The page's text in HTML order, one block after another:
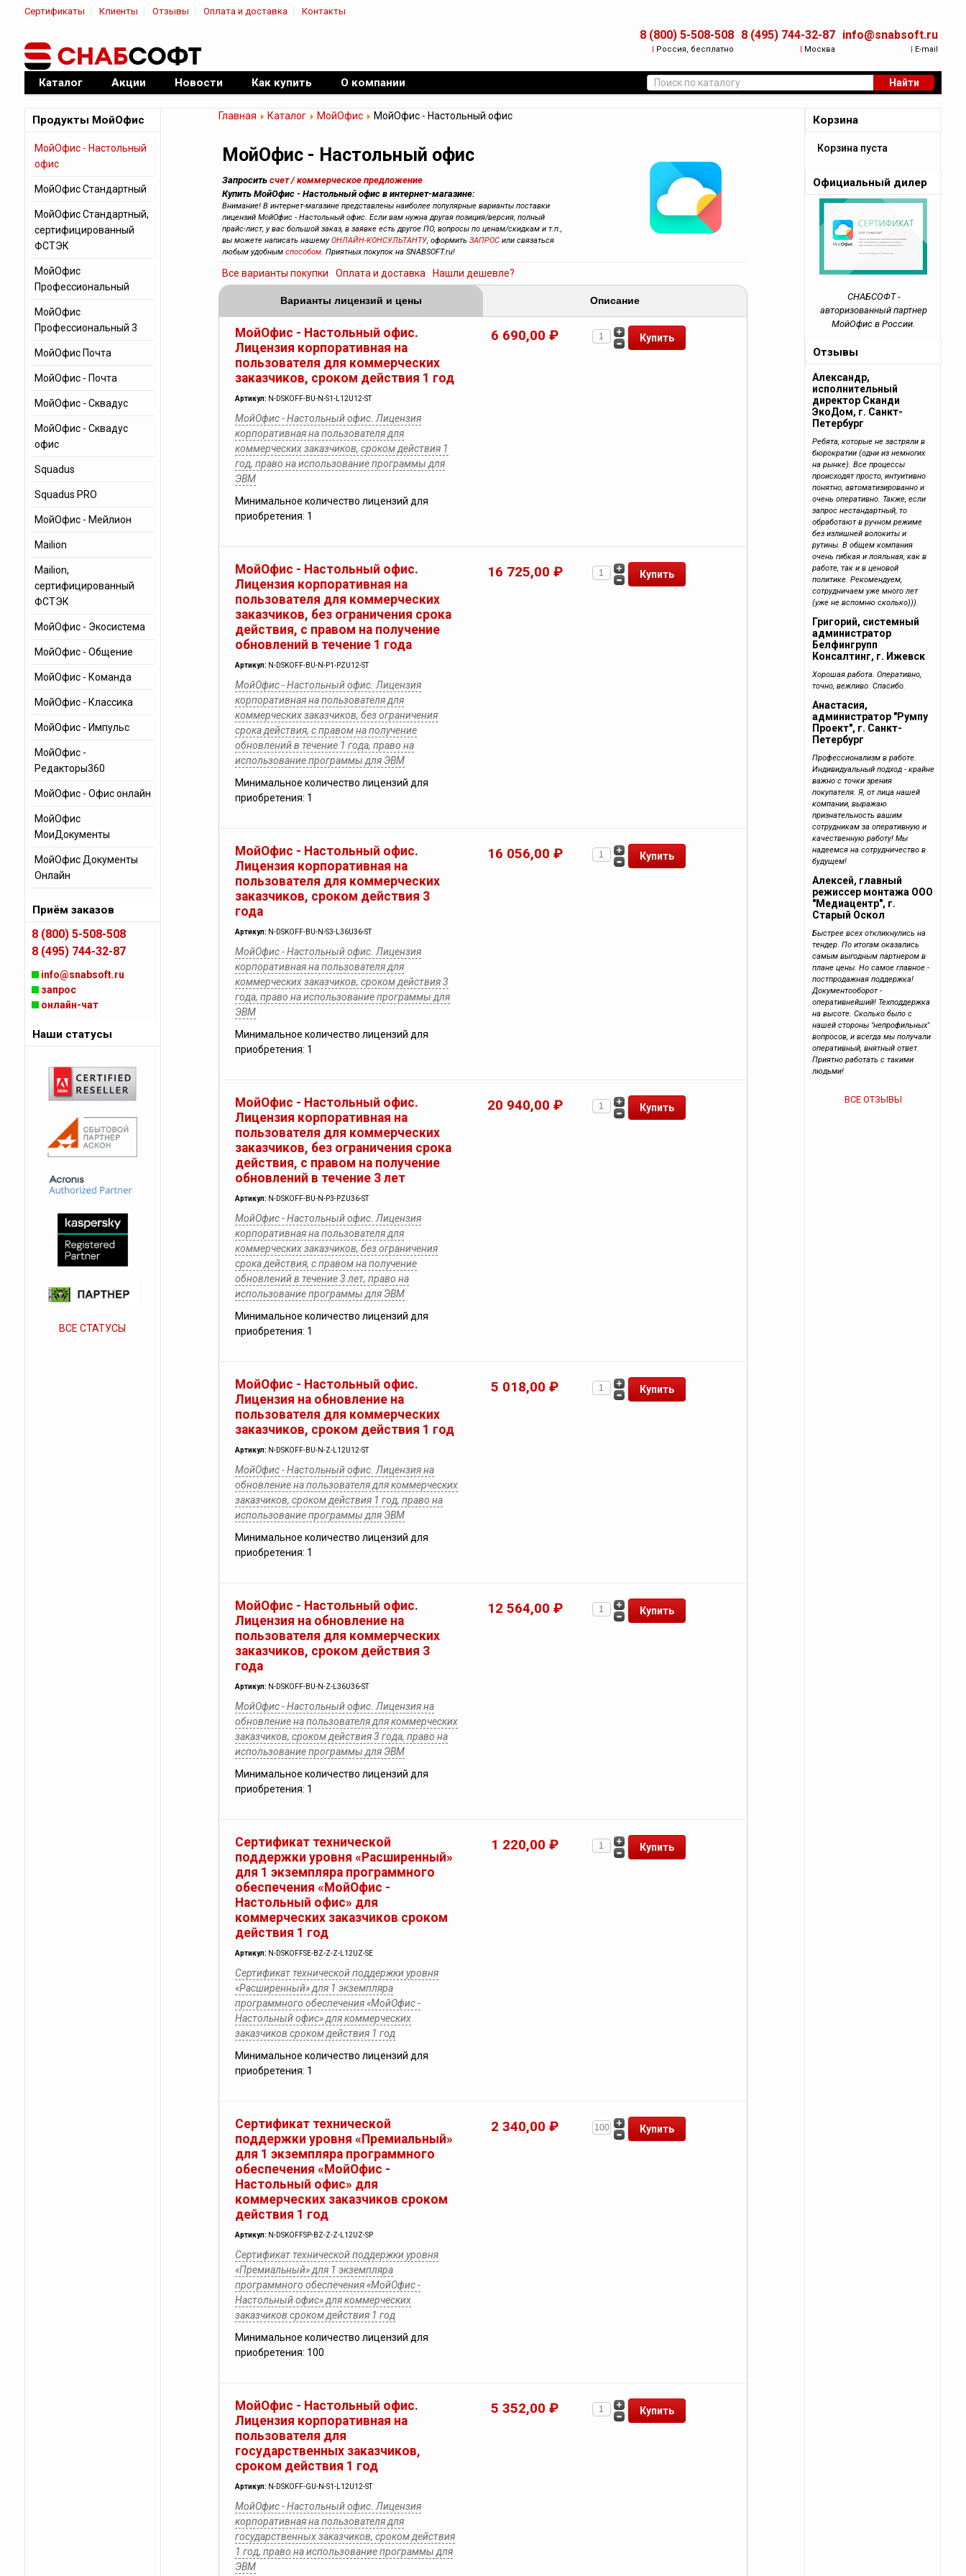
Сертификаты Клиенты Отзывы Оплата и доставка Контакты
8 (800) 5-508-508
| Россия, бесплатно
8 (495) 744-32-87
| Москва
info@snabsoft.ru
| E-mail
Официальный дилер ПО
Каталог Акции Новости Как купить О компании Найти
Главная Каталог МойОфис МойОфис - Настольный офис
МойОфис - Настольный офис
Запросить счет / коммерческое предложение
Купить МойОфис - Настольный офис в интернет-магазине:
Внимание! В интернет-магазине представлены наиболее популярные варианты поставки
лицензий МойОфис - Настольный офис. Если вам нужна другая позиция/версия, полный
прайс-лист, у вас большой заказ, в заявке есть другое ПО, вопросы по ценам/скидкам и т.п.,
вы можете написать нашемуОНЛАЙН-КОНСУЛЬТАНТУ, оформить ЗАПРОСили связаться
любым удобным способом. Приятных покупок на SNABSOFT.ru!
Все варианты покупки Оплата и доставка Нашли дешевле?
Варианты лицензий и цены Описание
МойОфис - Настольный офис.
Лицензия корпоративная на
пользователя для коммерческих
заказчиков, сроком действия 1 год
Артикул: N-DSKOFF-BU-N-S1-L12U12-ST
МойОфис - Настольный офис. Лицензия
корпоративная на пользователя для
коммерческих заказчиков, сроком действия 1
год, право на использование программы для
ЭВМ
Минимальное количество лицензий для
приобретения: 1
6 690,00 ₽
МойОфис - Настольный офис.
Лицензия корпоративная на
пользователя для коммерческих
заказчиков, без ограничения срока
действия, с правом на получение
обновлений в течение 1 года
Артикул: N-DSKOFF-BU-N-P1-PZU12-ST
МойОфис - Настольный офис. Лицензия
корпоративная на пользователя для
коммерческих заказчиков, без ограничения
срока действия, с правом на получение
обновлений в течение 1 года, право на
использование программы для ЭВМ
Минимальное количество лицензий для
приобретения: 1
16 725,00 ₽
МойОфис - Настольный офис.
Лицензия корпоративная на
пользователя для коммерческих
заказчиков, сроком действия 3
года
Артикул: N-DSKOFF-BU-N-S3-L36U36-ST
МойОфис - Настольный офис. Лицензия
корпоративная на пользователя для
коммерческих заказчиков, сроком действия 3
года, право на использование программы для
ЭВМ
Минимальное количество лицензий для
приобретения: 1
16 056,00 ₽
МойОфис - Настольный офис.
Лицензия корпоративная на
пользователя для коммерческих
заказчиков, без ограничения срока
действия, с правом на получение
обновлений в течение 3 лет
Артикул: N-DSKOFF-BU-N-P3-PZU36-ST
МойОфис - Настольный офис. Лицензия
корпоративная на пользователя для
коммерческих заказчиков, без ограничения
срока действия, с правом на получение
обновлений в течение 3 лет, право на
использование программы для ЭВМ
Минимальное количество лицензий для
приобретения: 1
20 940,00 ₽
МойОфис - Настольный офис.
Лицензия на обновление на
пользователя для коммерческих
заказчиков, сроком действия 1 год
Артикул: N-DSKOFF-BU-N-Z-L12U12-ST
МойОфис - Настольный офис. Лицензия на
обновление на пользователя для коммерческих
заказчиков, сроком действия 1 год, право на
использование программы для ЭВМ
Минимальное количество лицензий для
приобретения: 1
5 018,00 ₽
МойОфис - Настольный офис.
Лицензия на обновление на
пользователя для коммерческих
заказчиков, сроком действия 3
года
Артикул: N-DSKOFF-BU-N-Z-L36U36-ST
МойОфис - Настольный офис. Лицензия на
обновление на пользователя для коммерческих
заказчиков, сроком действия 3 года, право на
использование программы для ЭВМ
Минимальное количество лицензий для
приобретения: 1
12 564,00 ₽
Сертификат технической
поддержки уровня «Расширенный»
для 1 экземпляра программного
обеспечения «МойОфис -
Настольный офис» для
коммерческих заказчиков сроком
действия 1 год
Артикул: N-DSKOFFSE-BZ-Z-Z-L12UZ-SE
Сертификат технической поддержки уровня
«Расширенный» для 1 экземпляра
программного обеспечения «МойОфис -
Настольный офис» для коммерческих
заказчиков сроком действия 1 год
Минимальное количество лицензий для
приобретения: 1
1 220,00 ₽
Сертификат технической
поддержки уровня «Премиальный»
для 1 экземпляра программного
обеспечения «МойОфис -
Настольный офис» для
коммерческих заказчиков сроком
действия 1 год
Артикул: N-DSKOFFSP-BZ-Z-Z-L12UZ-SP
Сертификат технической поддержки уровня
«Премиальный» для 1 экземпляра
программного обеспечения «МойОфис -
Настольный офис» для коммерческих
заказчиков сроком действия 1 год
Минимальное количество лицензий для
приобретения: 100
2 340,00 ₽
МойОфис - Настольный офис.
Лицензия корпоративная на
пользователя для
государственных заказчиков,
сроком действия 1 год
Артикул: N-DSKOFF-GU-N-S1-L12U12-ST
МойОфис - Настольный офис. Лицензия
корпоративная на пользователя для
государственных заказчиков, сроком действия
1 год, право на использование программы для
ЭВМ
5 352,00 ₽
Продукты МойОфис
МойОфис - Настольный
офис
МойОфис Стандартный
МойОфис Стандартный,
сертифицированный
ФСТЭК
МойОфис
Профессиональный
МойОфис
Профессиональный 3
МойОфис Почта
МойОфис - Почта
МойОфис - Сквадус
МойОфис - Сквадус
офис
Squadus
Squadus PRO
МойОфис - Мейлион
Mailion
Mailion,
cертифицированный
ФСТЭК
МойОфис - Экосистема
МойОфис - Общение
МойОфис - Команда
МойОфис - Классика
МойОфис - Импульс
МойОфис -
Редакторы360
МойОфис - Офис онлайн
МойОфис
МоиДокументы
МойОфис Документы
Онлайн
Приём заказов
8 (800) 5-508-508
8 (495) 744-32-87
info@snabsoft.ru
запрос
онлайн-чат
Наши статусы
ВСЕ СТАТУСЫ
Корзина
Корзина пуста
Официальный дилер
СНАБСОФТ -
авторизованный партнер
МойОфис в России.
Отзывы
Александр,
исполнительный
директор Сканди
ЭкоДом, г. Санкт-
Петербург
Ребята, которые не застряли в
бюрократии (одни из немногих
на рынке). Все процессы
происходят просто, интуитивно
понятно, автоматизированно и
очень оперативно. Также, если
запрос нестандартный, то
обработают в ручном режиме
без излишней волокиты и
рутины. В общем компания
очень гибкая и лояльная, как в
работе, так и в ценовой
политике. Рекомендуем,
сотрудничаем уже много лет
(уже не вспомню сколько))).
Григорий, системный
администратор
Белфингрупп
Консалтинг, г. Ижевск
Хорошая работа. Оперативно,
точно, вежливо. Спасибо.
Анастасия,
администратор "Румпу
Проект", г. Санкт-
Петербург
Профессионализм в работе.
Индивидуальный подход - крайне
важно с точки зрения
покупателя. Я, от лица нашей
компании, выражаю
признательность вашим
сотрудникам за оперативную и
качественную работу! Мы
надеемся на сотрудничество в
будущем!
Алексей, главный
режиссер монтажа ООО
"Медиацентр", г.
Старый Оскол
Быстрее всех откликнулись на
тендер. По итогам оказались
самым выгодным партнером в
плане цены. Но самое главное -
постпродажная поддержка!
Документооборот -
оперативнейший! Техподдержка
на высоте. Сколько было с
нашей стороны "непрофильных"
вопросов, и всегда мы получали
оперативный, внятный ответ.
Приятно работать с такими
людьми!
ВСЕ ОТЗЫВЫ